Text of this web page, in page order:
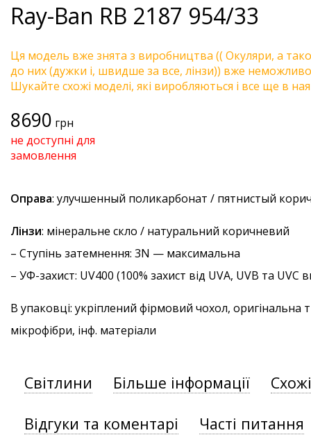
Ray-Ban RB 2187 954/33
Ця модель вже знята з виробництва (( Окуляри, а
до них (дужки і, швидше за все, лінзи)) вже неможливо
Шукайте схожі моделі, які виробляються і все ще в
8690 грн
не доступні для
замовлення
Оправа: улучшенный поликарбонат / пятнистый
Лінзи: мінеральне скло / натуральний коричневий
– Ступінь затемнення: 3N — максимальна
– УФ-захист: UV400 (100% захист від UVA, UVB та
В упаковці: укріплений фірмовий чохол, оригінальна
мікрофібри, інф. матеріали
Світлини Більше інформації
Відгуки та коментарі Часті питання